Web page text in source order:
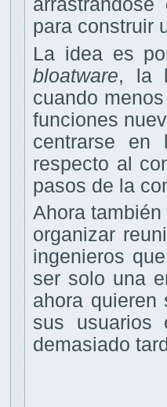
para construir
La idea es
bloatware, la
cuando
funciones
centrarse en
respecto al
pasos de la
Ahora
organizar
ingenieros
ser solo una
ahora quieren
sus
demasiado